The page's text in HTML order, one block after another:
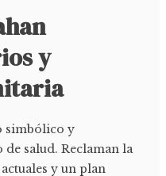
y
simbólico y
salud. Reclaman la
y un plan